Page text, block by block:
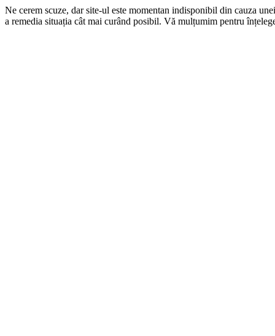
Ne cerem scuze, dar site-ul este momentan indisponibil din cauza
a remedia situația cât mai curând posibil. Vă mulțumim pentru